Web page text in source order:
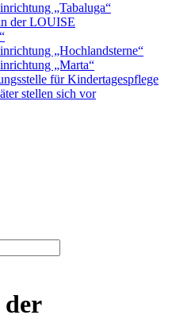
„Tabaluga“
der LOUISE
„Hochlandsterne“
„Marta“
für Kindertagespflege
stellen sich vor